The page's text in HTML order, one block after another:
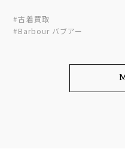
#古着買取
#Barbour バブアー